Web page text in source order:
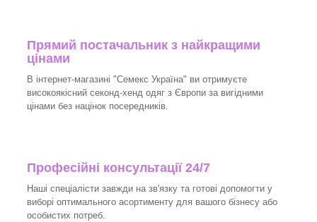
Прямий постачальник з найкращими
цінами
В інтернет-магазині "Семекс Україна" ви отримуєте
високоякісний секонд-хенд одяг з Європи за вигідними
цінами без націнок посередників.
Професійні консультації 24/7
Наші спеціалісти завжди на зв'язку та готові допомогти у
виборі оптимального асортименту для вашого бізнесу або
особистих потреб.